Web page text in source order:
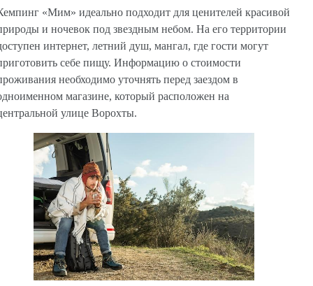
«Мим» идеально подходит для ценителей красивой
и ночевок под звездным небом. На его территории
интернет, летний душ, мангал, где гости могут
себе пищу. Информацию о стоимости
необходимо уточнять перед заездом в
магазине, который расположен на
улице Ворохты.